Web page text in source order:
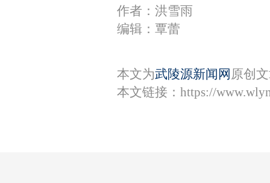
作者：洪雪雨
编辑：覃蕾
本文为武陵源新闻网 原创
本文链接： https://